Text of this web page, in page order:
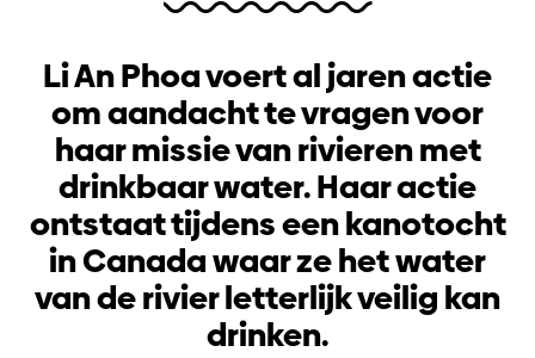
Li An Phoa voert al jaren actie
om aandacht te vragen voor
haar missie van rivieren met
drinkbaar water. Haar actie
ontstaat tijdens een kanotocht
in Canada waar ze het water
van de rivier letterlijk veilig kan
drinken.